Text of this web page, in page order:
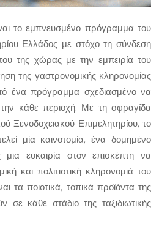
το εμπνευσμένο πρόγραμμα του
Ελλάδος με στόχο τη σύνδεση
της χώρας με την εμπειρία του
της γαστρονομικής κληρονομίας
ένα πρόγραμμα σχεδιασμένο να
κάθε περιοχή. Με τη σφραγίδα
Ξενοδοχειακού Επιμελητηρίου, το
μία καινοτομία, ένα δομημένο
ευκαιρία στον επισκέπτη να
και πολιτιστική κληρονομιά του
τα ποιοτικά, τοπικά προϊόντα της
σε κάθε στάδιο της ταξιδιωτικής